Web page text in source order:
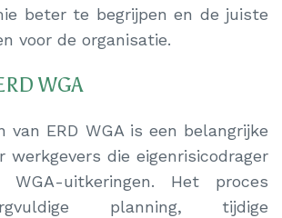
beter te begrijpen en de juiste
voor de organisatie.
WGA
van ERD WGA is een belangrijke
werkgevers die eigenrisicodrager
uitkeringen. Het proces
planning, tijdige